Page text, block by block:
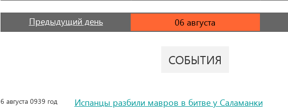
Предыдущий день
СОБЫТИЯ
6 августа 0939 год Испанцы разбили мавров в битве у Саламанки